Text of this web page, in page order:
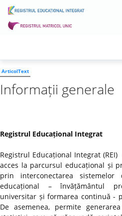
ArticolText
Informații generale
Registrul Educațional Integrat
Registrul Educațional Integrat
acces la parcursul educațional și
prin interconectarea
educațional – învățământul
universitar și formarea continuă -
De asemenea, permite